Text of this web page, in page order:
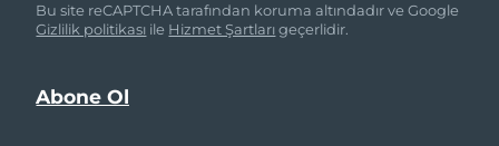
Bu site reCAPTCHA tarafından koruma altındadır ve Google
Gizlilik politikası ile Hizmet Şartlarıgeçerlidir.